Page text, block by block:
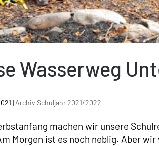
Wasserweg
| Archiv Schuljahr 2021/2022
machen wir unsere
Morgen ist es noch neblig. Aber